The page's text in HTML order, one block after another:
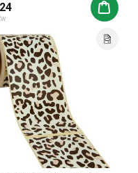
toevoegen
prijs
Aan